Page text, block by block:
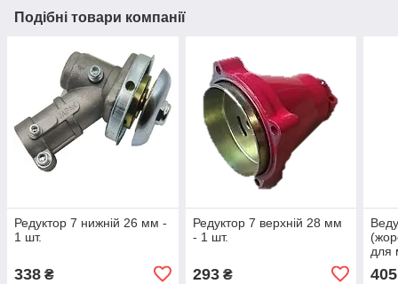
Подібні товари компанії
Редуктор 7 нижній 26 мм -
1 шт.
338 ₴
Редуктор 7 верхній 28 мм
- 1 шт.
293₴
для
405